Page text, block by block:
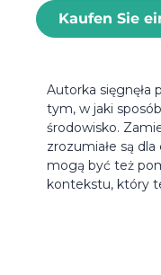
Kaufen Sie
Autorka
tym, w jaki
środowisko.
zrozumiałe są
mogą być też
kontekstu, który